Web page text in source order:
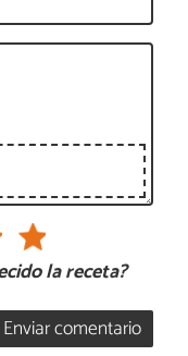
la receta?
Enviar comentario